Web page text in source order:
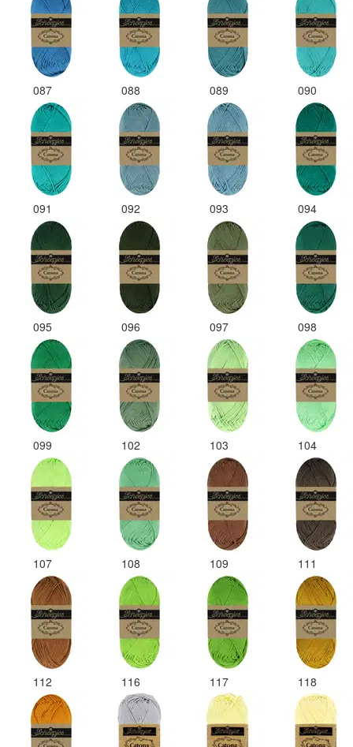
087 088 089 090
091 092 093 094
095 096 097 098
099 102 103 104
107 108 109 111
112 116 117 118